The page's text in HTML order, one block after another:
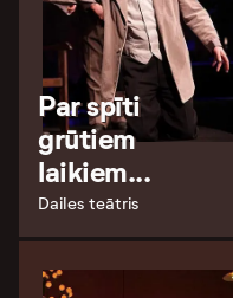
Par spīti
grūtiem
laikiem...
Dailes teātris